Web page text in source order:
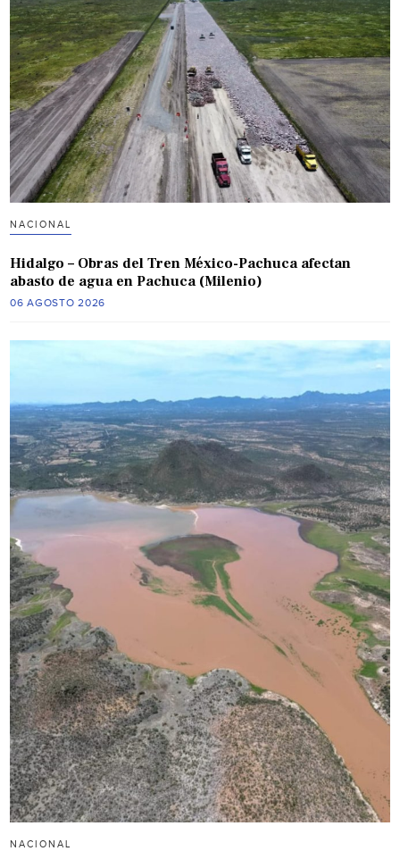
NACIONAL
Hidalgo – Obras del Tren México-Pachuca afectan
abasto de agua en Pachuca (Milenio)
06 AGOSTO 2026
NACIONAL